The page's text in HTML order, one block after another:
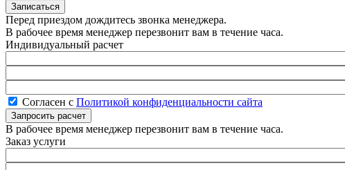
Перед приездом дождитесь звонка менеджера.
В рабочее время менеджер перезвонит вам в течение часа.
Индивидуальный расчет
Согласен с Политикой конфиденциальности сайта
В рабочее время менеджер перезвонит вам в течение часа.
Заказ услуги